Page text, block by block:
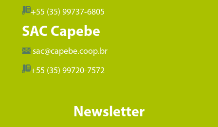
+55 (35) 99737-6805
SAC Capebe
sac@capebe.coop.br
+55 (35) 99720-7572
Newsletter